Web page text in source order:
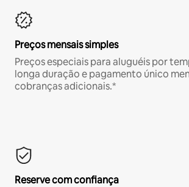
Preços mensais simples
Preços especiais para aluguéis por
longa duração e pagamento único
cobranças adicionais.*
Reserve com confiança